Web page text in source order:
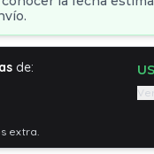
de:
extra.